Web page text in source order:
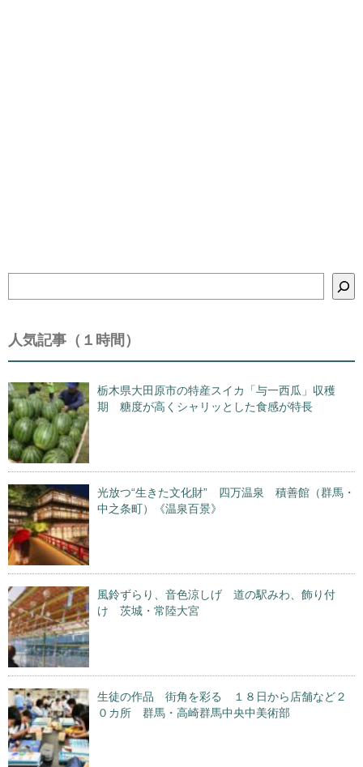
索
人気記事（１時間）
栃木県大田原市の特産スイカ「与一西瓜」収穫
期 糖度が高くシャリッとした食感が特長
光放つ“生きた文化財” 四万温泉 積善館（群馬・
中之条町）《温泉百景》
風鈴ずらり、音色涼しげ 道の駅みわ、飾り付
け 茨城・常陸大宮
生徒の作品 街角を彩る １８日から店舗など２
０カ所 群馬・高崎群馬中央中美術部